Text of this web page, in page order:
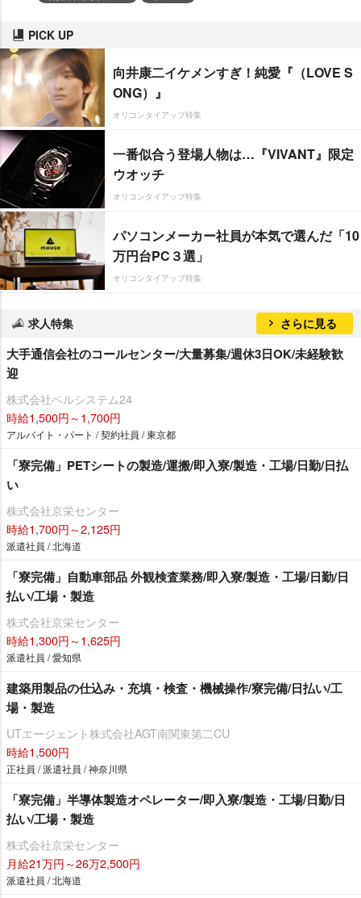
PICK UP
向井康二イケメンすぎ！純愛『（LOVE S
ONG）』
オリコンタイアップ特集
一番似合う登場人物は…『VIVANT』限定
ウオッチ
オリコンタイアップ特集
パソコンメーカー社員が本気で選んだ「10
万円台PC３選」
オリコンタイアップ特集
求人特集 さらに見る
大手通信会社のコールセンター/大量募集/週休3日OK/未経験歓
迎
株式会社ベルシステム24
時給1,500円～1,700円
アルバイト・パート / 契約社員 / 東京都
「寮完備」PETシートの製造/運搬/即入寮/製造・工場/日勤/日払
い
株式会社京栄センター
時給1,700円～2,125円
派遣社員 / 北海道
「寮完備」自動車部品 外観検査業務/即入寮/製造・工場/日勤/日
払い/工場・製造
株式会社京栄センター
時給1,300円～1,625円
派遣社員 / 愛知県
建築用製品の仕込み・充填・検査・機械操作/寮完備/日払い/工
場・製造
UTエージェント株式会社AGT南関東第二CU
時給1,500円
正社員 / 派遣社員 / 神奈川県
「寮完備」半導体製造オペレーター/即入寮/製造・工場/日勤/日
払い/工場・製造
株式会社京栄センター
月給21万円～26万2,500円
派遣社員 / 北海道